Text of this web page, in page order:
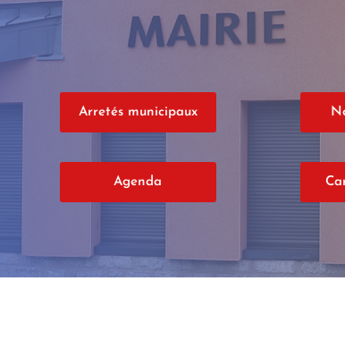
Arretés municipaux
Agenda